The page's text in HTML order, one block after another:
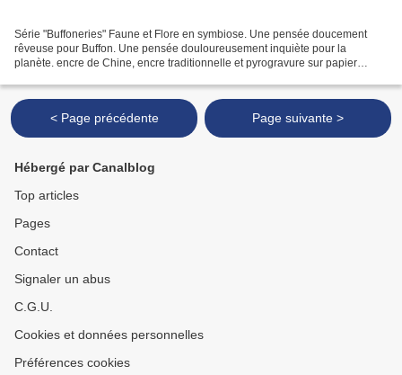
Série "Buffoneries" Faune et Flore en symbiose. Une pensée doucement
rêveuse pour Buffon. Une pensée douloureusement inquiète pour la
planète. encre de Chine, encre traditionnelle et pyrogravure sur papier
< Page précédente Page suivante >
Hébergé par Canalblog
Top articles
Pages
Contact
Signaler un abus
C.G.U.
Cookies et données personnelles
Préférences cookies